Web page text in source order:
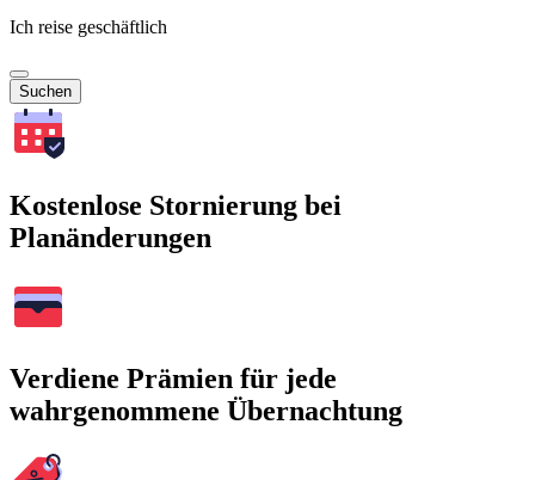
Ich reise geschäftlich
Suchen
Kostenlose Stornierung bei
Planänderungen
Verdiene Prämien für jede
wahrgenommene Übernachtung